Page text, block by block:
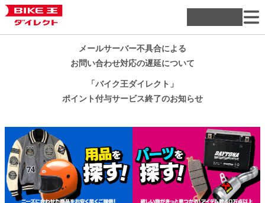
メールサーバー不具合による
お問い合わせ対応の遅延について
「バイク王ダイレクト」
ポイント付与サービス終了のお知らせ